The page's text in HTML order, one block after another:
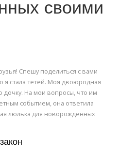
своими
Спешу поделиться с вами
я стала тетей. Моя двоюродная
дочку. На мои вопросы, что им
событием, она ответила
люлька для новорожденных